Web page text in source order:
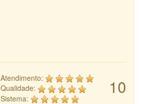
10
Atendimento:
Qualidade:
Sistema: